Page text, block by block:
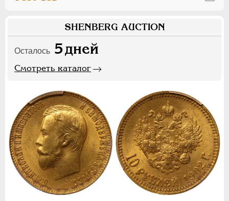
SHENBERG AUCTION
Осталось 5дней
Смотреть каталог